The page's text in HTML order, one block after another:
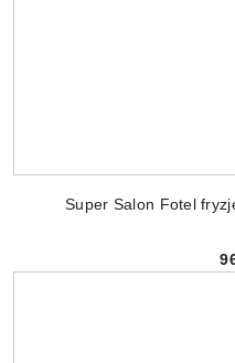
Super Salon Fotel